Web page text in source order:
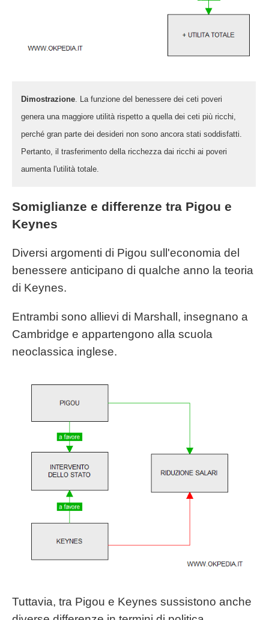
Dimostrazione. La funzione del benessere dei ceti poveri
genera una maggiore utilità rispetto a quella dei ceti più ricchi,
perché gran parte dei desideri non sono ancora stati soddisfatti.
Pertanto, il trasferimento della ricchezza dai ricchi ai poveri
aumenta l'utilità totale.
Somiglianze e differenze tra Pigou e
Keynes
Diversi argomenti di Pigou sull'economia del
benessere anticipano di qualche anno la teoria
di Keynes.
Entrambi sono allievi di Marshall, insegnano a
Cambridge e appartengono alla scuola
neoclassica inglese.
Tuttavia, tra Pigou e Keynes sussistono anche